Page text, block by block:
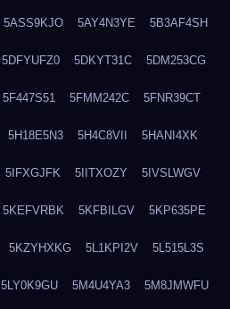
5ASS9KJO 5AY4N3YE 5B3AF4SH
5DFYUFZ0 5DKYT31C 5DM253CG
5F447S51 5FMM242C 5FNR39CT
5H18E5N3 5H4C8VII 5HANI4XK
5IFXGJFK 5IITXOZY 5IVSLWGV
5KEFVRBK 5KFBILGV 5KP635PE
5KZYHXKG 5L1KPI2V 5L515L3S
5LY0K9GU 5M4U4YA3 5M8JMWFU